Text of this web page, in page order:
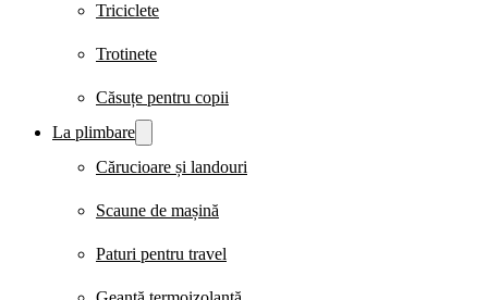
Triciclete
Trotinete
Căsuțe pentru copii
La plimbare
Cărucioare și landouri
Scaune de mașină
Paturi pentru travel